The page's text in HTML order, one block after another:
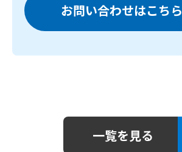
お問い合わせはこちら
一覧を見る